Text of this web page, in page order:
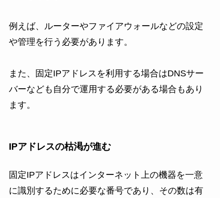
例えば、ルーターやファイアウォールなどの設定
や管理を行う必要があります。
また、固定IPアドレスを利用する場合はDNSサー
バーなども自分で運用する必要がある場合もあり
ます。
IPアドレスの枯渇が進む
固定IPアドレスはインターネット上の機器を一意
に識別するために必要な番号であり、その数は有